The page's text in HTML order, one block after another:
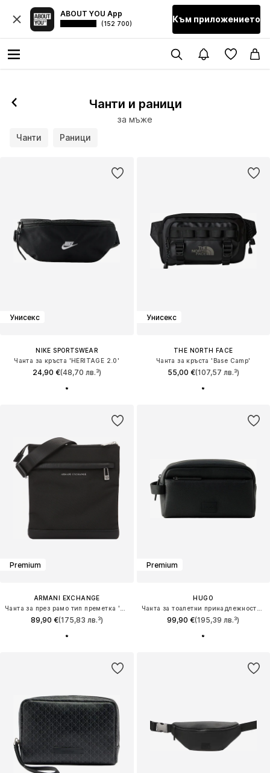
ABOUT YOU App
(152 700) Към приложението
Чанти и раници
за мъже
Чанти
Раници
Унисекс
NIKE SPORTSWEAR
Чанта за кръста 'HERITAGE 2.0'
24,90 €(48,70 лв.³)
Унисекс
THE NORTH FACE
Чанта за кръста 'Base Camp'
55,00 €(107,57 лв.³)
Premium
ARMANI EXCHANGE
89,90 €(175,83 лв.³)
Premium
HUGO
99,90 €(195,39 лв.³)